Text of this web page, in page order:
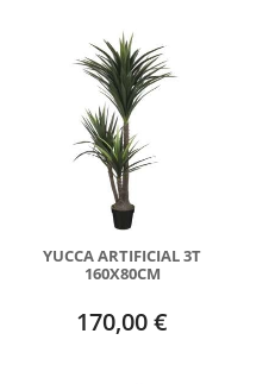
YUCCA ARTIFICIAL 3T
160X80CM
170,00 €